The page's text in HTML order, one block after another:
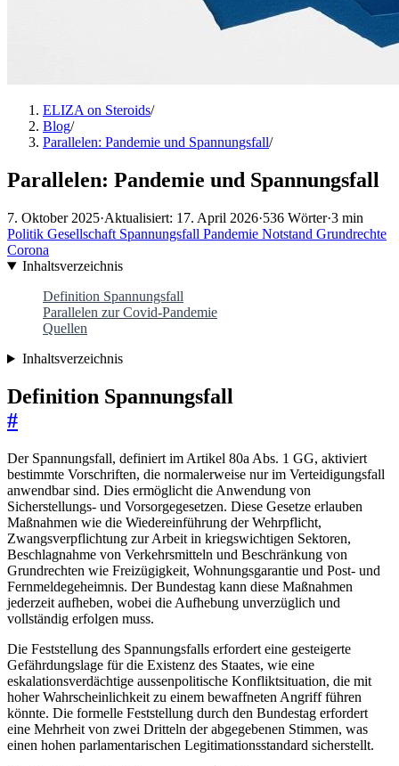
ELIZA on Steroids/
Blog/
Parallelen: Pandemie und Spannungsfall/
Parallelen: Pandemie und Spannungsfall
7. Oktober 2025·Aktualisiert: 17. April 2026·536 Wörter·3 min
Politik Gesellschaft Spannungsfall Pandemie Notstand Grundrechte
Corona
Inhaltsverzeichnis
Definition Spannungsfall
Parallelen zur Covid-Pandemie
Quellen
Inhaltsverzeichnis
Definition Spannungsfall
#
Der Spannungsfall, definiert im Artikel 80a Abs. 1 GG, aktiviert
bestimmte Vorschriften, die normalerweise nur im Verteidigungsfall
anwendbar sind. Dies ermöglicht die Anwendung von
Sicherstellungs- und Vorsorgegesetzen. Diese Gesetze erlauben
Maßnahmen wie die Wiedereinführung der Wehrpflicht,
Zwangsverpflichtung zur Arbeit in kriegswichtigen Sektoren,
Beschlagnahme von Verkehrsmitteln und Beschränkung von
Grundrechten wie Freizügigkeit, Wohnungsgarantie und Post- und
Fernmeldegeheimnis. Der Bundestag kann diese Maßnahmen
jederzeit aufheben, wobei die Aufhebung unverzüglich und
vollständig erfolgen muss.
Die Feststellung des Spannungsfalls erfordert eine gesteigerte
Gefährdungslage für die Existenz des Staates, wie eine
eskalationsverdächtige aussenpolitische Konfliktsituation, die mit
hoher Wahrscheinlichkeit zu einem bewaffneten Angriff führen
könnte. Die formelle Feststellung durch den Bundestag erfordert
eine Mehrheit von zwei Dritteln der abgegebenen Stimmen, was
einen hohen parlamentarischen Legitimationsstandard sicherstellt.